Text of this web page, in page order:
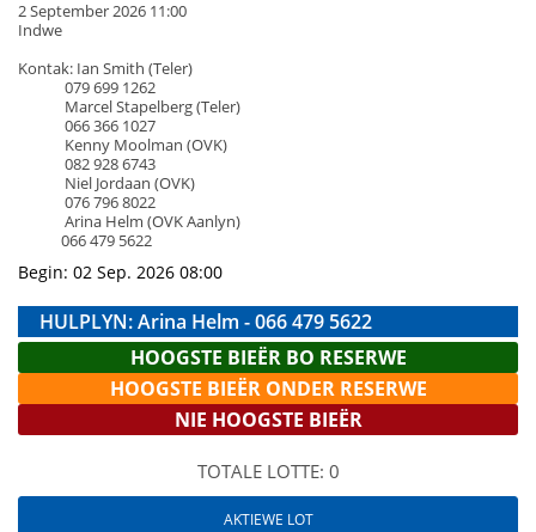
2 September 2026 11:00
Indwe
Kontak: Ian Smith (Teler)
079 699 1262
Marcel Stapelberg (Teler)
066 366 1027
Kenny Moolman (OVK)
082 928 6743
Niel Jordaan (OVK)
076 796 8022
Arina Helm (OVK Aanlyn)
066 479 5622
Begin: 02 Sep. 2026 08:00
HULPLYN: Arina Helm - 066 479 5622
HOOGSTE BIEËR BO RESERWE
HOOGSTE BIEËR ONDER RESERWE
NIE HOOGSTE BIEËR
TOTALE LOTTE: 0
AKTIEWE LOT